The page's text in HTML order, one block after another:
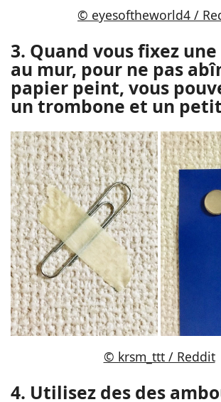
© eyesoftheworld4 /
3. Quand vous fixez
au mur, pour ne pas
papier peint, vous
un trombone et un
© krsm_ttt / Reddit
4. Utilisez des des